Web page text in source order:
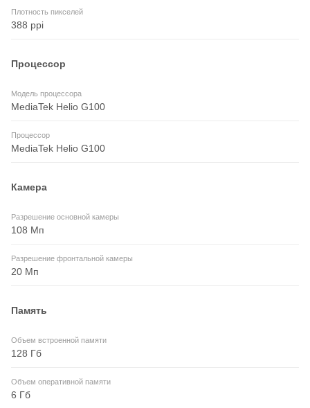
Плотность пикселей
388 ppi
Процессор
Модель процессора
MediaTek Helio G100
Процессор
MediaTek Helio G100
Камера
Разрешение основной камеры
108 Мп
Разрешение фронтальной камеры
20 Мп
Память
Объем встроенной памяти
128 Гб
Объем оперативной памяти
6 Гб